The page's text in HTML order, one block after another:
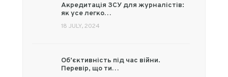
Акредитація ЗСУ для журналістів:
як усе легко…
18 JULY, 2024
Об’єктивність під час війни.
Перевір, що ти…